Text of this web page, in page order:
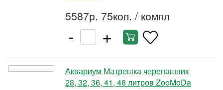
5587р. 75коп. / компл
- +
Аквариум Матрешка черепашник
28, 32, 36, 41, 48 литров ZooMoDa